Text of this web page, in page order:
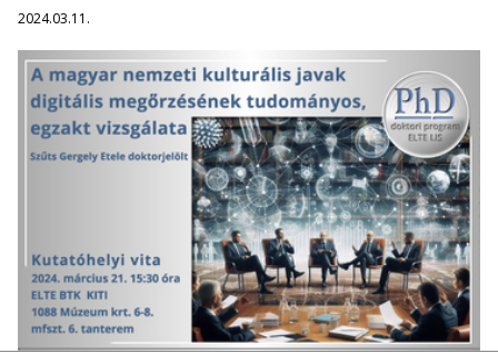
2024.03.11.